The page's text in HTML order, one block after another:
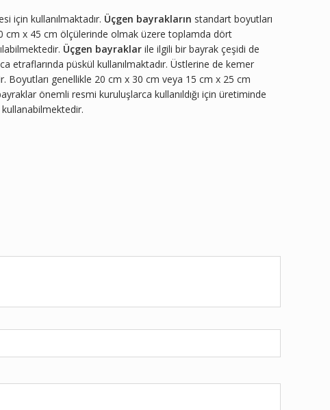
için kullanılmaktadır. Üçgen bayrakların standart boyutları
cm x 45 cm ölçülerinde olmak üzere toplamda dört
Üçgen bayraklar ile ilgili bir bayrak çeşidi de
etraflarında püskül kullanılmaktadır. Üstlerine de kemer
Boyutları genellikle 20 cm x 30 cm veya 15 cm x 25 cm
önemli resmi kuruluşlarca kullanıldığı için üretiminde